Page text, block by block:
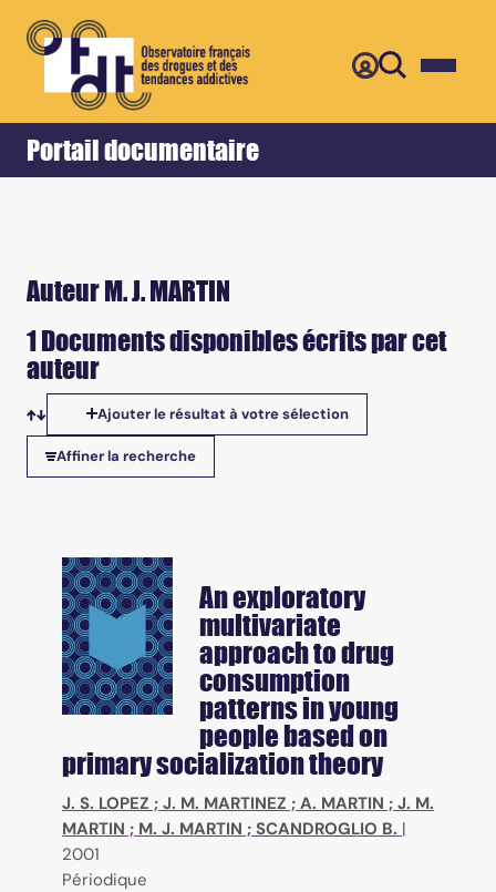
Portail documentaire
Accueil Retour
Auteur M. J. MARTIN
1 Documents disponibles écrits par cet
auteur
Tris disponibles
Ajouter le résultat à votre sélection
Affiner la recherche
An exploratory
multivariate
approach to drug
consumption
patterns in young
people based on
primary socialization theory
J. S. LOPEZ ; J. M. MARTINEZ ; A. MARTIN ; J. M.
MARTIN ; M. J. MARTIN ; SCANDROGLIO B. |
2001
Périodique